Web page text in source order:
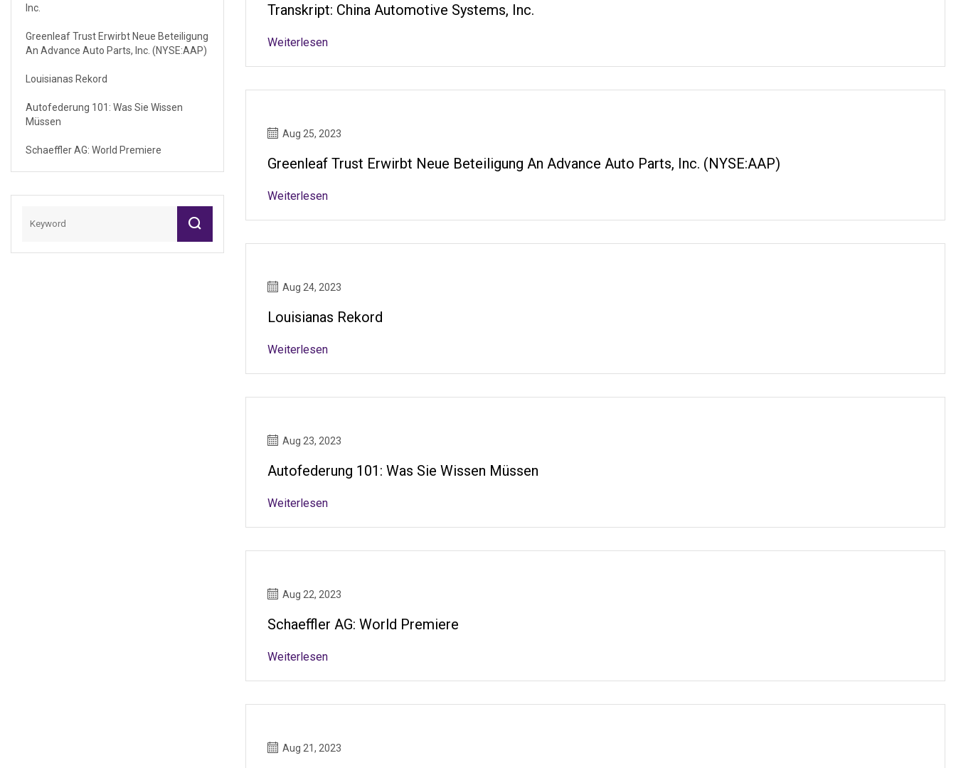
Inc.
Greenleaf Trust Erwirbt Neue Beteiligung
An Advance Auto Parts, Inc. (NYSE:AAP)
Louisianas Rekord
Autofederung 101: Was Sie Wissen
Müssen
Schaeffler AG: World Premiere
Transkript: China Automotive Systems, Inc.
Weiterlesen
Aug 25, 2023
Greenleaf Trust Erwirbt Neue Beteiligung An Advance Auto Parts, Inc. (NYSE:AAP)
Weiterlesen
Aug 24, 2023
Louisianas Rekord
Weiterlesen
Aug 23, 2023
Autofederung 101: Was Sie Wissen Müssen
Weiterlesen
Aug 22, 2023
Schaeffler AG: World Premiere
Weiterlesen
Aug 21, 2023